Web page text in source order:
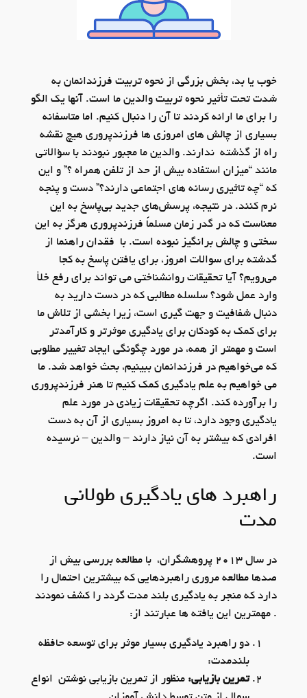
خوب یا بد، بخش بزرگی از نحوه تربیت فرزندانمان به
شدت تحت تأثیر نحوه تربیت والدین ما است. آنها یک الگو
را برای ما ارائه کردند تا آن را دنبال کنیم. اما متاسفانه
بسیاری از چالش های امروزی ها فرزندپروری هیچ نقشه
راه از گذشته ندارند. والدین ما مجبور نبودند با سؤالاتی
مانند “میزان استفاده بیش از حد از تلفن همراه ؟” و این
که “چه تاثیری رسانه های اجتماعی دارند؟” دست و پنجه
نرم کنند. در نتیجه، پرسش‌های جدید بی‌پاسخ به این
معناست که در گدر زمان مسلماً فرزندپروری هرگز به این
سختی و چالش برانگیز نبوده است. با فقدان راهنما از
گدشته برای سوالات امروز، برای یافتن پاسخ به کجا
می‌رویم؟ آیا تحقیقات روانشناختی می تواند برای رفع خلأ
وارد عمل شود؟ سلسله مطالبی که در دست دارید به
دنبال شفافیت و جهت گیری است، زیرا بخشی از تلاش ما
برای کمک به کودکان برای یادگیری موثرتر و کارآمدتر
است و مهمتر از همه، در مورد چگونگی ایجاد تغییر مطلوبی
که می‌خواهیم در فرزندانمان ببینیم، بحث خواهد شد. ما
می خواهیم به علم یادگیری کمک کنیم تا هنر فرزندپروری
را برآورده کند. اگرچه تحقیقات زیادی در مورد علم
یادگیری وجود دارد، تا به امروز بسیاری از آن به دست
افرادی که بیشتر به آن نیاز دارند – والدین – نرسیده
است.
راهبرد های یادگیری طولانی
مدت
در سال 2013 پروهشگران، با مطالعه بررسی بیش از
صدها مطالعه مروری راهبردهایی که بیشترین احتمال را
دارد که منجر به یادگیری بلند مدت گردد را کشف نمودند
. مهمترین این یافته ها عبارتند از:
دو راهبرد یادگیری بسیار موثر برای توسعه حافظه
بلندمدت:
تمرین بازیابی: منظور از تمرین بازیابی نوشتن انواع